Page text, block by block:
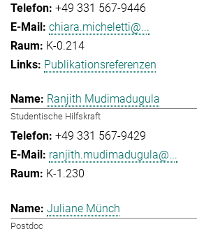
+49 331 567-9446
chiara.micheletti@...
K-0.214
Publikationsreferenzen
Ranjith Mudimadugula
Studentische Hilfskraft
+49 331 567-9429
ranjith.mudimadugula@...
K-1.230
Juliane Münch
Postdoc